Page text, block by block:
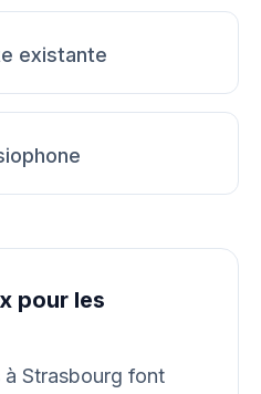
existante
pour les
à Strasbourg font